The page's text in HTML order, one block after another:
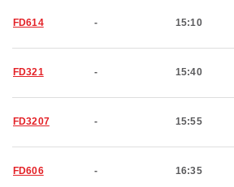
FD614 - 15:10
FD321 - 15:40
FD3207 - 15:55
FD606 - 16:35